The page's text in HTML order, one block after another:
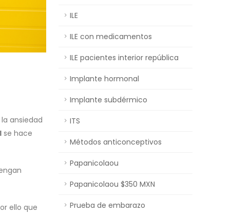
ILE
ILE con medicamentos
ILE pacientes interior república
Implante hormonal
Implante subdérmico
ITS
Métodos anticonceptivos
Papanicolaou
Papanicolaou $350 MXN
Prueba de embarazo
ansiedad
se hace
ello que